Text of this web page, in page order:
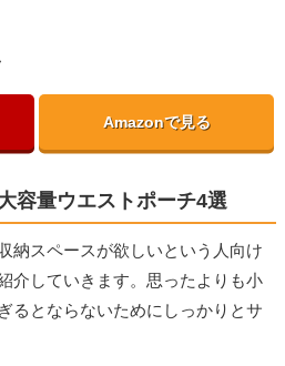
Amazonで見る
容量ウエストポーチ4選
納スペースが欲しいという人向け
介していきます。思ったよりも小
るとならないためにしっかりとサ